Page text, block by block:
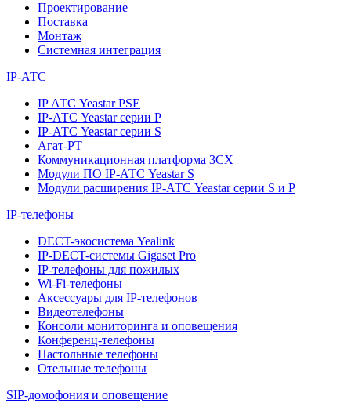
Проектирование
Поставка
Монтаж
Системная интеграция
IP-АТС
IP АТС Yeastar PSE
IP-АТС Yeastar серии P
IP-АТС Yeastar серии S
Агат-РТ
Коммуникационная платформа 3CX
Модули ПО IP-АТС Yeastar S
Модули расширения IP-АТС Yeastar серии S и P
IP-телефоны
DECT-экосистема Yealink
IP-DECT-системы Gigaset Pro
IP-телефоны для пожилых
Wi-Fi-телефоны
Аксессуары для IP-телефонов
Видеотелефоны
Консоли мониторинга и оповещения
Конференц-телефоны
Настольные телефоны
Отельные телефоны
SIP-домофония и оповещение